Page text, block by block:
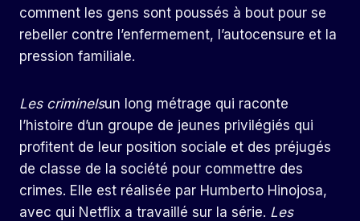
comment les gens sont poussés à bout pour se
rebeller contre l’enfermement, l’autocensure et la
pression familiale.
Les criminelsun long métrage qui raconte
l’histoire d’un groupe de jeunes privilégiés qui
profitent de leur position sociale et des préjugés
de classe de la société pour commettre des
crimes. Elle est réalisée par Humberto Hinojosa,
avec qui Netflix a travaillé sur la série. Les